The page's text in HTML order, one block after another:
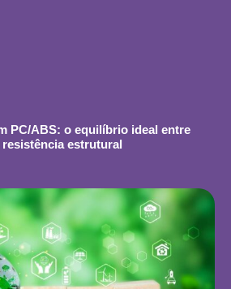
PC/ABS: o equilíbrio ideal entre
estrutural